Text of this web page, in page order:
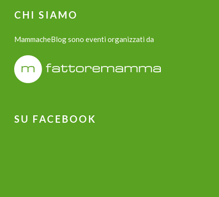
CHI SIAMO
MammacheBlog sono eventi organizzati da
SU FACEBOOK